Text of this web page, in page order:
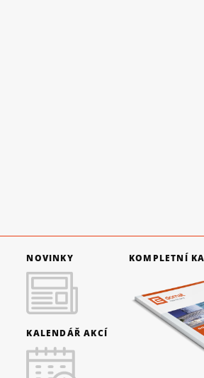
NOVINKY
KALENDÁŘ AKCÍ
KOMPLETNÍ